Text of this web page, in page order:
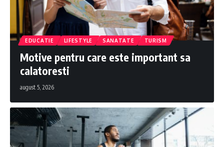
EDUCATIE LIFESTYLE SANATATE TURISM
Motive pentru care este important sa
calatoresti
august 5, 2026